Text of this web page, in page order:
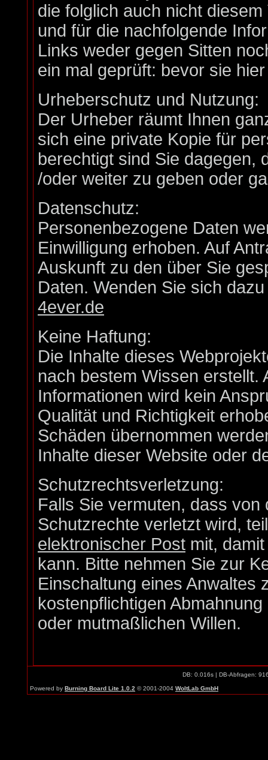
die folglich auch nicht
und für die nachfolgende
Links weder gegen Sitten
ein mal geprüft: bevor sie
Urheberschutz und Nutzung:
Der Urheber räumt Ihnen
sich eine private Kopie für
berechtigt sind Sie dagegen,
/oder weiter zu geben oder
Datenschutz:
Personenbezogene Daten
Einwilligung erhoben. Auf
Auskunft zu den über Sie
Daten. Wenden Sie sich
4ever.de
Keine Haftung:
Die Inhalte dieses
nach bestem Wissen erstellt.
Informationen wird kein
Qualität und Richtigkeit
Schäden übernommen
Inhalte dieser Website oder
Schutzrechtsverletzung:
Falls Sie vermuten, dass
Schutzrechte verletzt wird,
elektronischer Post mit,
kann. Bitte nehmen Sie zur
Einschaltung eines Anwaltes
kostenpflichtigen
oder mutmaßlichen Willen.
DB: 0.016s | DB-Abfragen:
Powered by Burning Board Lite 1.0.2 © 2001-2004 WoltLab GmbH